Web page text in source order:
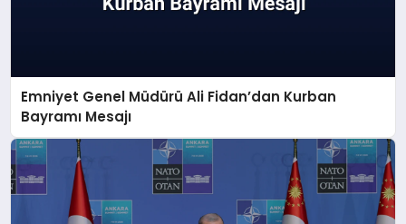
Emniyet Genel Müdürü Ali Fidan’dan Kurban
Bayramı Mesajı